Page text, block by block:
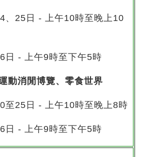
、25日 - 上午10時至晚上10
日 - 上午9時至下午5時
動消閒博覽、零食世界
至25日 - 上午10時至晚上8時
日 - 上午9時至下午5時